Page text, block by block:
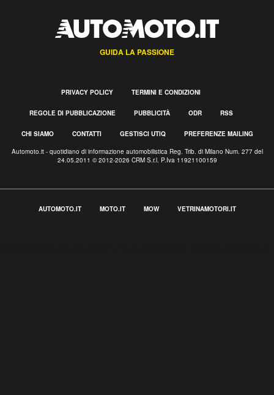
GUIDA LA PASSIONE
PRIVACY POLICY TERMINI E CONDIZIONI
REGOLE DI PUBBLICAZIONE PUBBLICITÀ ODR RSS
CHI SIAMO CONTATTI GESTISCI UTIQ PREFERENZE MAILING
Automoto.it - quotidiano di informazione automobilistica Reg. Trib. di Milano Num. 277 del
24.05.2011 © 2012-2026 CRM S.r.l. P.Iva 11921100159
AUTOMOTO.IT MOTO.IT MOW VETRINAMOTORI.IT